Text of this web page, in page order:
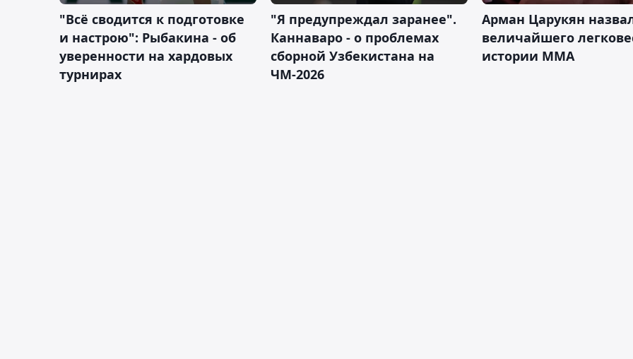
"Всё сводится к подготовке
и настрою": Рыбакина - об
уверенности на хардовых
турнирах
"Я предупреждал заранее".
Каннаваро - о проблемах
сборной Узбекистана на
ЧМ-2026
Арман Царукян
величайшего
истории ММА